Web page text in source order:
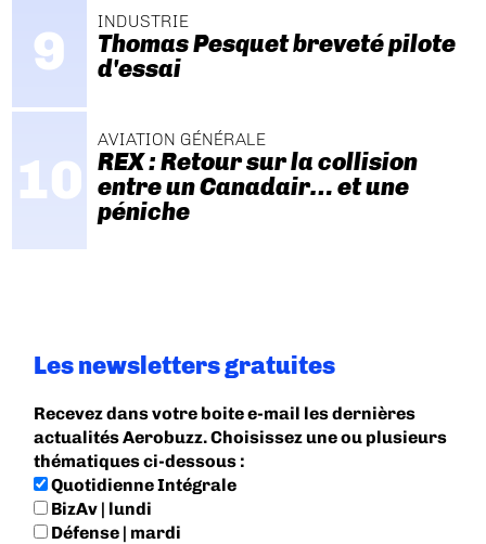
INDUSTRIE
Thomas Pesquet breveté pilote
d'essai
AVIATION GÉNÉRALE
REX : Retour sur la collision
entre un Canadair… et une
péniche
Les newsletters gratuites
Recevez dans votre boite e-mail les dernières
actualités Aerobuzz. Choisissez une ou plusieurs
thématiques ci-dessous :
Quotidienne Intégrale
BizAv | lundi
Défense | mardi